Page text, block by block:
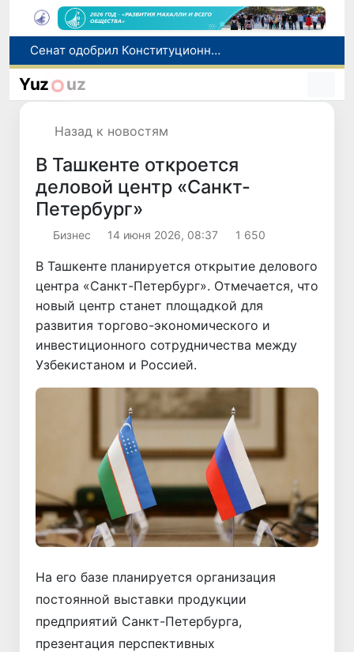
В Ташкенте задержали подозреваемых в распространении крупной партии наркотиков
В Узбекистане упростят назначение пенсий по инвалидности
Yuz uz
Назад к новостям
В Ташкенте откроется
деловой центр «Санкт-
Петербург»
Бизнес 14 июня 2026, 08:37 1 650
В Ташкенте планируется открытие делового
центра «Санкт-Петербург». Отмечается, что
новый центр станет площадкой для
развития торгово-экономического и
инвестиционного сотрудничества между
Узбекистаном и Россией.
На его базе планируется организация
постоянной выставки продукции
предприятий Санкт-Петербурга,
презентация перспективных